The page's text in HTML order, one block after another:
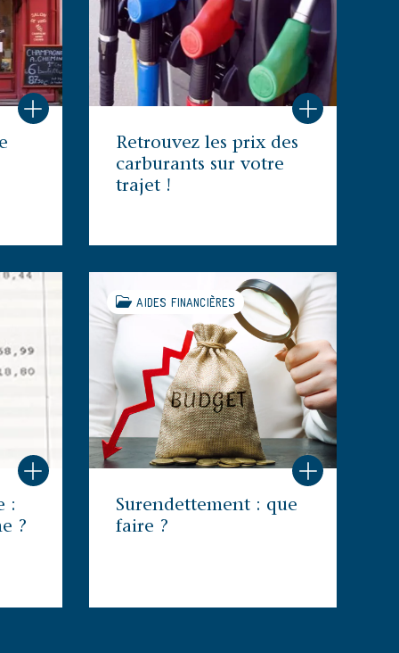
Retrouvez les prix des
carburants sur votre
trajet !
:
?
AIDES FINANCIÈRES
Surendettement : que
faire ?